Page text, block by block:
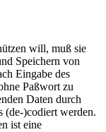
will, muß sie
Speichern von
Eingabe des
Paßwort zu
Daten durch
(de-)codiert werden.
ist eine